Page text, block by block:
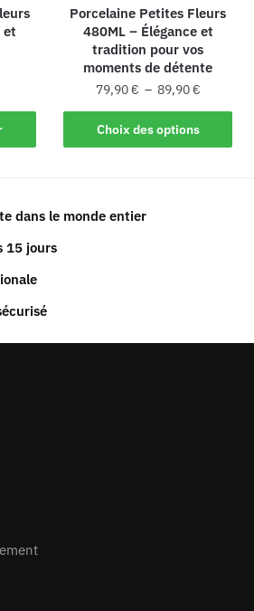
et
Porcelaine Petites Fleurs
480ML – Élégance et
tradition pour vos
moments de détente
79,90€ – 89,90€
Choix des options
dans le monde entier
15 jours